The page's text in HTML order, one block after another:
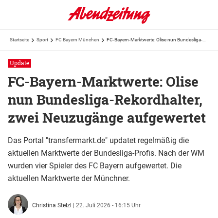
Startseite Sport FC Bayern München
Update
FC-Bayern-Marktwerte: Olise
nun Bundesliga-Rekordhalter,
zwei Neuzugänge aufgewertet
Das Portal "transfermarkt.de" updatet regelmäßig die
aktuellen Marktwerte der Bundesliga-Profis. Nach der WM
wurden vier Spieler des FC Bayern aufgewertet. Die
aktuellen Marktwerte der Münchner.
Christina Stelzl | 22. Juli 2026 - 16:15 Uhr